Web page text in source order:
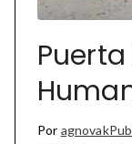
Por agnovak